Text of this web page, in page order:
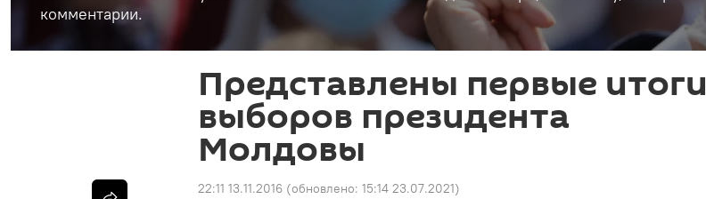
комментарии.
Представлены первые итоги
выборов президента
Молдовы
22:11 13.11.2016 (обновлено: 15:14 23.07.2021)